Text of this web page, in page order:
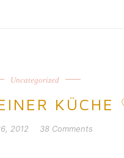
Uncategorized
2012 38 Comments